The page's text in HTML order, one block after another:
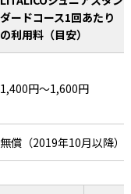
ダードコース1回あたり
の利用料（目安）
1,400円～1,600円
無償（2019年10月以降）